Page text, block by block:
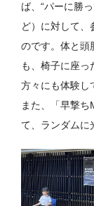
ば、“パーに勝
ど）に対して、
のです。体と頭
も、椅子に座
方々にも体験し
また、「早撃ち
て、ランダムに